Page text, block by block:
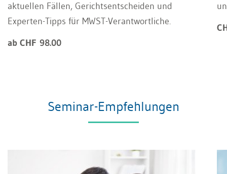
aktuellen Fällen, Gerichtsentscheiden und
Experten-Tipps für MWST-Verantwortliche.
ab CHF 98.00
Seminar-Empfehlungen